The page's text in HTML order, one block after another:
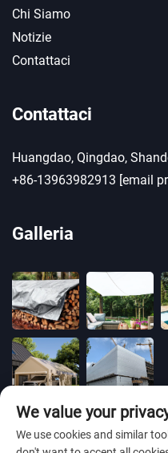
Chi Siamo
Notizie
Contattaci
Contattaci
Huangdao, Qingdao,
+86-13963982913 [email
Galleria
We value your
We use cookies and similar